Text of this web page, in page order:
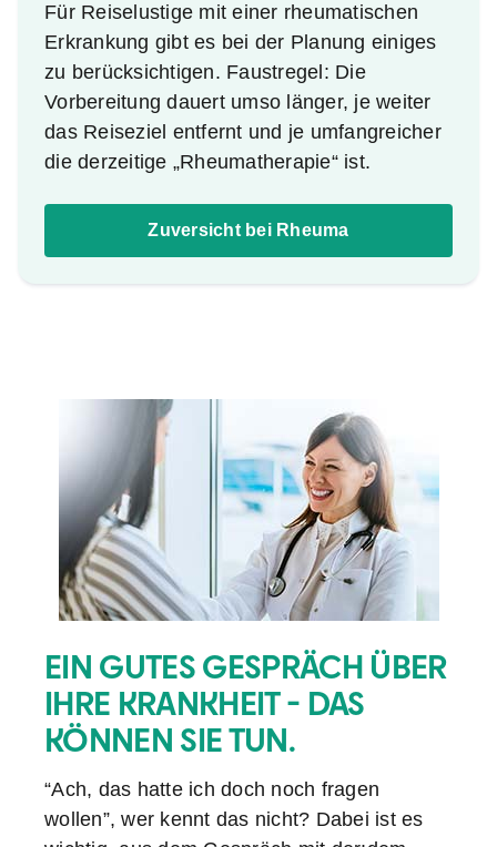
Für Reiselustige mit einer rheumatischen
Erkrankung gibt es bei der Planung einiges
zu berücksichtigen. Faustregel: Die
Vorbereitung dauert umso länger, je weiter
das Reiseziel entfernt und je umfangreicher
die derzeitige „Rheumatherapie“ ist.
Zuversicht bei Rheuma
EIN GUTES GESPRÄCH ÜBER
IHRE KRANKHEIT - DAS
KÖNNEN SIE TUN.
“Ach, das hatte ich doch noch fragen
wollen”, wer kennt das nicht? Dabei ist es